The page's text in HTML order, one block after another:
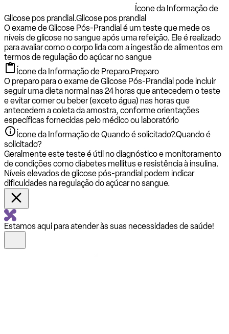
Ícone da Informação de
Glicose pos prandial.Glicose pos prandial
O exame de Glicose Pós-Prandial é um teste que mede os
níveis de glicose no sangue após uma refeição. Ele é realizado
para avaliar como o corpo lida com a ingestão de alimentos em
termos de regulação do açúcar no sangue
Ícone da Informação de Preparo.Preparo
O preparo para o exame de Glicose Pós-Prandial pode incluir
seguir uma dieta normal nas 24 horas que antecedem o teste
e evitar comer ou beber (exceto água) nas horas que
antecedem a coleta da amostra, conforme orientações
específicas fornecidas pelo médico ou laboratório
Ícone da Informação de Quando é solicitado?.Quando é
solicitado?
Geralmente este teste é útil no diagnóstico e monitoramento
de condições como diabetes mellitus e resistência à insulina.
Níveis elevados de glicose pós-prandial podem indicar
dificuldades na regulação do açúcar no sangue.
Estamos aqui para atender às suas necessidades de saúde!